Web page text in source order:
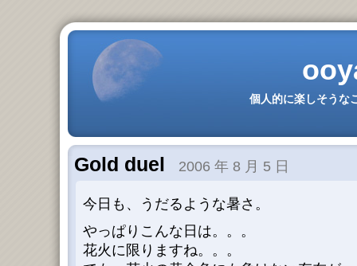
個人的に楽しそうな
Gold duel 2006 年 8 月 5 日
今日も、うだるような暑さ。
やっぱりこんな日は。。。
花火に限りますね。。。